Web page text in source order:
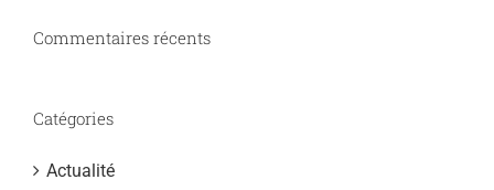
Commentaires récents
Catégories
Actualité